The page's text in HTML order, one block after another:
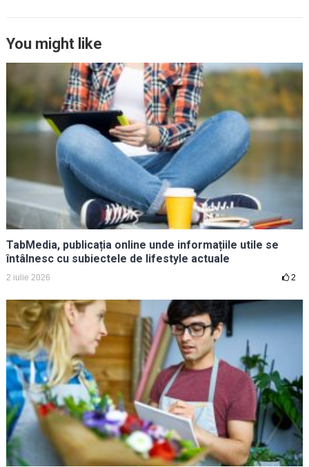
You might like
TabMedia, publicația online unde informațiile utile se
întâlnesc cu subiectele de lifestyle actuale
2 iulie 2026 2